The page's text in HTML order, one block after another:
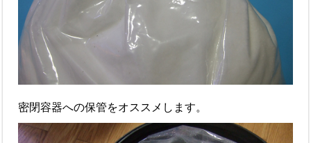
密閉容器への保管をオススメします。